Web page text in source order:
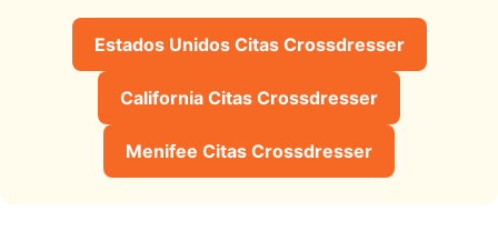
Estados Unidos Citas Crossdresser
California Citas Crossdresser
Menifee Citas Crossdresser